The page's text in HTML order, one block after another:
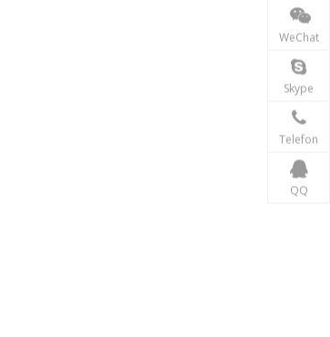
WeChat
Skype
Telefon
QQ